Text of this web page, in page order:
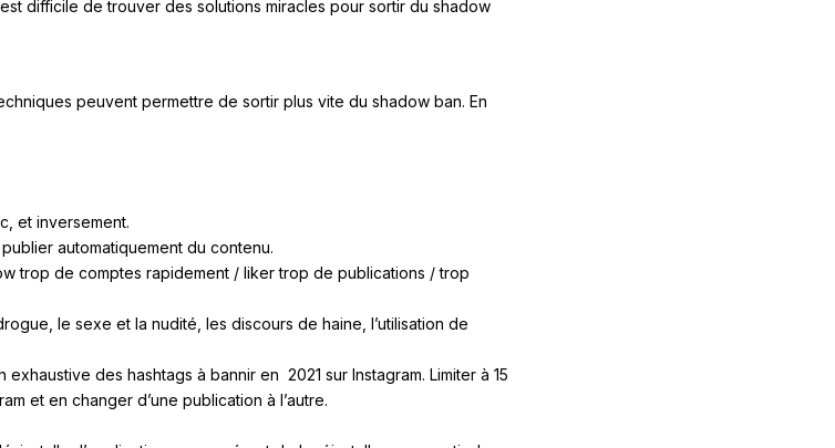
est difficile de trouver des solutions miracles pour sortir du shadow
peuvent permettre de sortir plus vite du shadow ban. En
et inversement.
automatiquement du contenu.
trop de comptes rapidement / liker trop de publications / trop
le sexe et la nudité, les discours de haine, l’utilisation de
exhaustive des hashtags à bannir en 2021 sur Instagram. Limiter à 15
et en changer d’une publication à l’autre.